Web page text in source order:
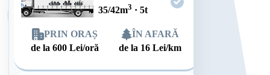
35/42m3 · 5t
PRIN ORAȘ
de la600 Lei/oră
ÎN AFARĂ
de la 16 Lei/km